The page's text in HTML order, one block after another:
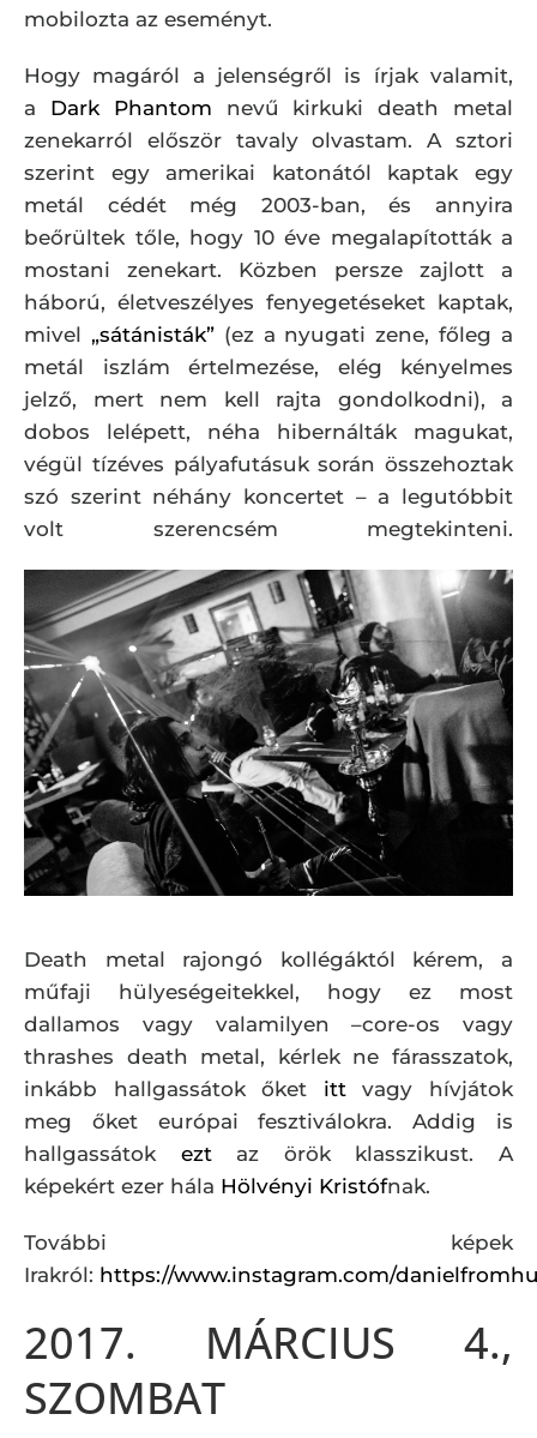
mobilozta az eseményt.
Hogy magáról a jelenségről is írjak valamit,
a Dark Phantom nevű kirkuki death metal
zenekarról először tavaly olvastam. A sztori
szerint egy amerikai katonától kaptak egy
metál cédét még 2003-ban, és annyira
beőrültek tőle, hogy 10 éve megalapították a
mostani zenekart. Közben persze zajlott a
háború, életveszélyes fenyegetéseket kaptak,
mivel „sátánisták”(ez a nyugati zene, főleg a
metál iszlám értelmezése, elég kényelmes
jelző, mert nem kell rajta gondolkodni), a
dobos lelépett, néha hibernálták magukat,
végül tízéves pályafutásuk során összehoztak
szó szerint néhány koncertet – a legutóbbit
volt szerencsém megtekinteni.
Death metal rajongó kollégáktól kérem, a
műfaji hülyeségeitekkel, hogy ez most
dallamos vagy valamilyen –core-os vagy
thrashes death metal, kérlek ne fárasszatok,
inkább hallgassátok őket ittvagy hívjátok
meg őket európai fesztiválokra. Addig is
hallgassátok eztaz örök klasszikust. A
képekért ezer hála Hölvényi Kristófnak.
További képek
Irakról: https://www.instagram.com/
2017. MÁRCIUS 4.,
SZOMBAT